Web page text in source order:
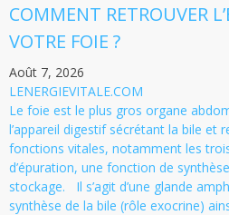
COMMENT RETROUVER
VOTRE FOIE ?
Août 7, 2026
LENERGIEVITALE.COM
Le foie est le plus gros organe
l’appareil digestif sécrétant la bile et
fonctions vitales, notamment les
d’épuration, une fonction de
stockage. Il s’agit d’une glande
synthèse de la bile (rôle exocrine)